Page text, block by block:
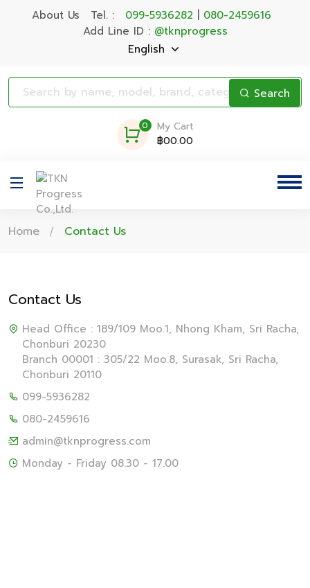
About Us Tel. : 099-5936282
080-2459616
Add Line ID : @tknprogress
English
Search
0
My Cart
฿00.00
Home Contact Us
Contact Us
Head Office : 189/109 Moo.1, Nhong Kham, Sri Racha,
Chonburi 20230
Branch 00001 : 305/22 Moo.8, Surasak, Sri Racha,
Chonburi 20110
099-5936282
080-2459616
admin@tknprogress.com
Monday - Friday 08.30 - 17.00